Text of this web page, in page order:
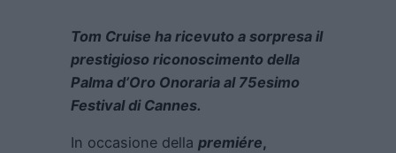
Tom Cruise ha ricevuto a sorpresa il
prestigioso riconoscimento della
Palma d’Oro Onoraria al 75esimo
Festival di Cannes.
In occasione della premiére,